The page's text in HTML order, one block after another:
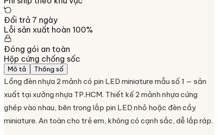
Đổi trả 7 ngày
Lỗi sản xuất hoàn 100%
Đóng gói an toàn
Hộp cứng chống sốc
Mô tả Thông số
Lồng đèn nhựa 2 mảnh có pin LED miniature mẫu số 1 — sản
xuất tại xưởng nhựa TP.HCM. Thiết kế 2 mảnh nhựa cứng
ghép vào nhau, bên trong lắp pin LED nhỏ hoặc đèn cầy
miniature. An toàn cho trẻ em, không có cạnh sắc, dễ lắp ráp.